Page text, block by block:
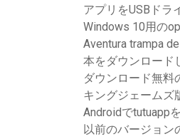
アプリをUSBドラ
Windows 10用の
Aventura trampa
本をダウンロード
ダウンロード無料
キングジェームズ
Androidでtutuapp
以前のバージョン